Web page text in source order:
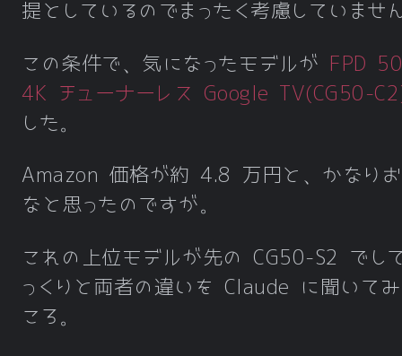
提としているのでまったく考慮していませ
この条件で、気になったモデルが
FPD
4K チューナーレス Google TV(CG50-
した。
Amazon 価格が約 4.8 万円と、かなり
なと思ったのですが。
これの上位モデルが先の CG50-S2 でし
っくりと両者の違いを Claude に聞いて
ころ。